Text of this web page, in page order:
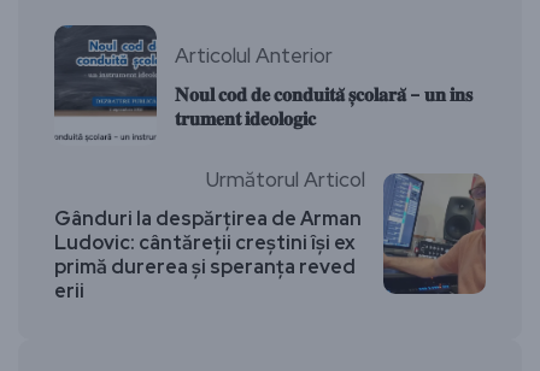
Articolul Anterior
𝐍𝐨𝐮𝐥 𝐜𝐨𝐝 𝐝𝐞 𝐜𝐨𝐧𝐝𝐮𝐢𝐭𝐚̆ 𝐬̦𝐜𝐨𝐥𝐚𝐫𝐚̆ – 𝐮𝐧 𝐢𝐧𝐬
𝐭𝐫𝐮𝐦𝐞𝐧𝐭 𝐢𝐝𝐞𝐨𝐥𝐨𝐠𝐢𝐜
Următorul Articol
Gânduri la despărțirea de Arman
Ludovic: cântăreții creștini își ex
primă durerea și speranța reved
erii